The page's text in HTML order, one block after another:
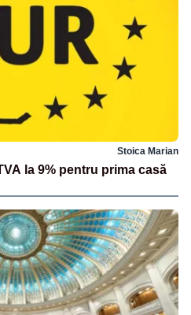
Stoica Marian
la 9% pentru prima casă